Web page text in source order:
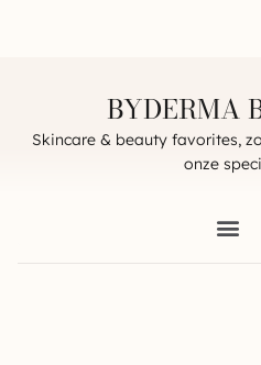
BYDERMA
Skincare & beauty favorites,
onze